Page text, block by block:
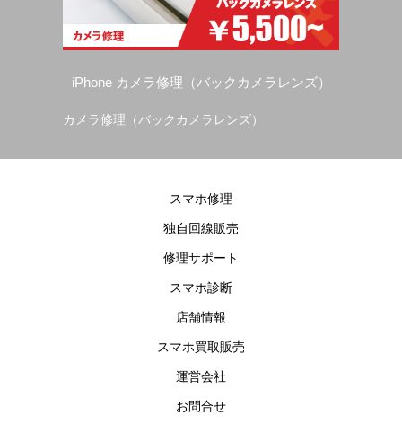
iPhone カメラ修理（バックカメラレンズ）
カメラ修理（バックカメラレンズ）
スマホ修理
独自回線販売
修理サポート
スマホ診断
店舗情報
スマホ買取販売
運営会社
お問合せ